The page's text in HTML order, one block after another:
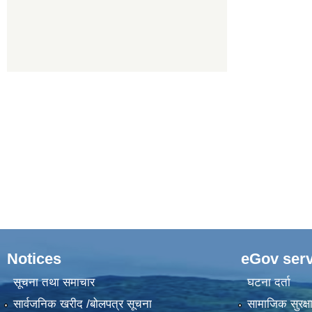
Notices
सूचना तथा समाचार
सार्वजनिक खरीद /बोलपत्र सूचना
eGov
घटना दर्ता
सामाजिक सुरक्षा